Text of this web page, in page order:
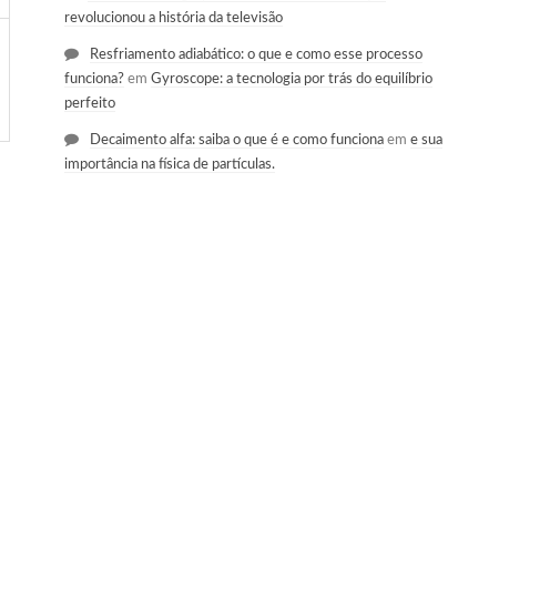
revolucionou a história da televisão
Resfriamento adiabático: o que e como esse processo
funciona?em Gyroscope: a tecnologia por trás do equilíbrio
perfeito
Decaimento alfa: saiba o que é e como funcionaem e sua
importância na física de partículas.